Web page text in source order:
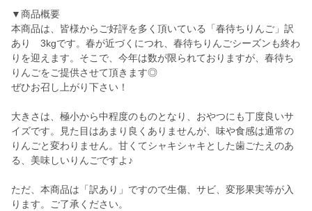
▼商品概要
本商品は、皆様からご好評を多く頂いている「春待ちりんご」訳
あり 3kgです。春が近づくにつれ、春待ちりんごシーズンも終わ
りを迎えます。そこで、今年は数が限られておりますが、春待ち
りんごをご提供させて頂きます◎
ぜひお召し上がり下さい！
大きさは、極小から中程度のものとなり、おやつにも丁度良いサ
イズです。見た目はあまり良くありませんが、味や食感は通常の
りんごと変わりません。甘くてシャキシャキとした歯ごたえのあ
る、美味しいりんごですよ♪
ただ、本商品は「訳あり」ですので生傷、サビ、変形果実等が入
ります。ご了承ください。